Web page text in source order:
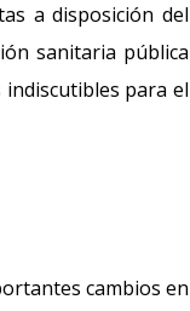
a disposición del
sanitaria pública
para el
cambios en